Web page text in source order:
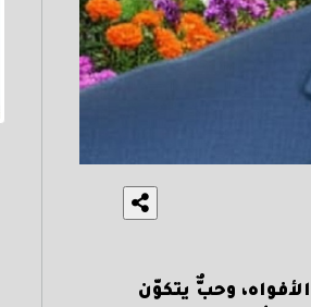
وحبٌّ يتكوّن